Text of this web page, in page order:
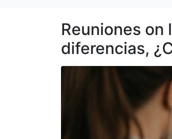
Reuniones on
diferencias,